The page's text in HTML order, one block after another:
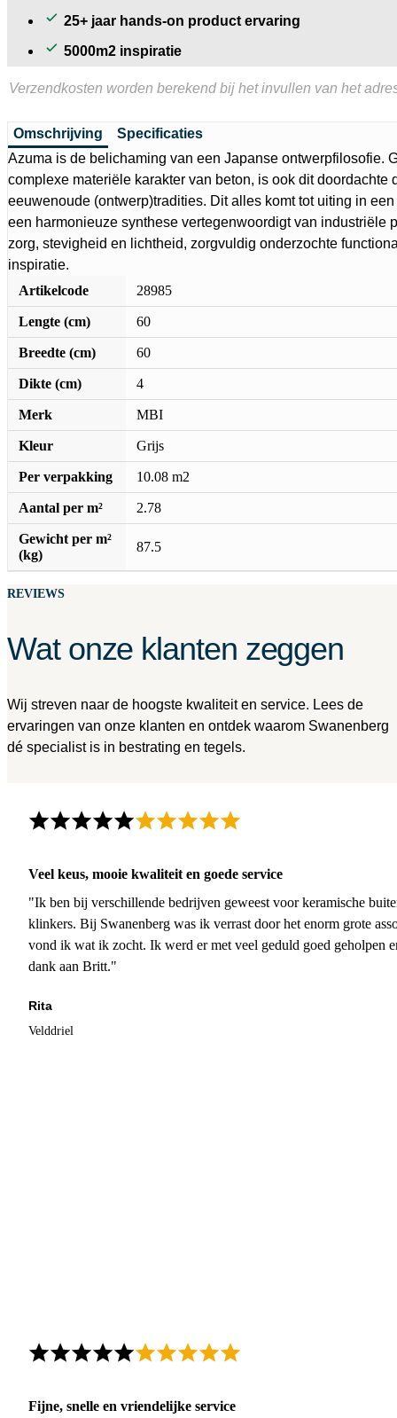
25+ jaar hands-on product ervaring
5000m2 inspiratie
Verzendkosten worden berekend bij het invullen van het
Omschrijving
Specificaties
Azuma is de belichaming van een Japanse ontwerpfilosofie.
complexe materiële karakter van beton, is ook dit doordachte
eeuwenoude (ontwerp)tradities. Dit alles komt tot uiting in
een harmonieuze synthese vertegenwoordigt van industriële
zorg, stevigheid en lichtheid, zorgvuldig onderzochte
inspiratie.
Artikelcode
28985
Lengte (cm) 60
Breedte (cm) 60
Dikte (cm) 4
Merk MBI
Kleur Grijs
Per verpakking 10.08 m2
Aantal per m² 2.78
Gewicht per m²
(kg)
87.5
REVIEWS
Wat onze klanten zeggen
Wij streven naar de hoogste kwaliteit en service. Lees de
ervaringen van onze klanten en ontdek waarom Swanenberg
dé specialist is in bestrating en tegels.
Veel keus, mooie kwaliteit en goede service
"Ik ben bij verschillende bedrijven geweest voor keramische
klinkers. Bij Swanenberg was ik verrast door het enorm grote
vond ik wat ik zocht. Ik werd er met veel geduld goed geholpen
dank aan Britt."
Rita
Velddriel
Fijne, snelle en vriendelijke service